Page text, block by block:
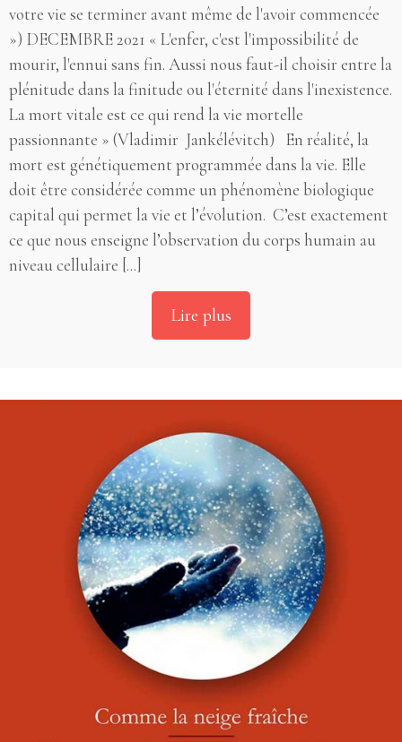
votre vie se terminer avant même de l'avoir commencée
») DECEMBRE 2021 « L'enfer, c'est l'impossibilité de
mourir, l'ennui sans fin. Aussi nous faut-il choisir entre la
plénitude dans la finitude ou l'éternité dans l'inexistence.
La mort vitale est ce qui rend la vie mortelle
passionnante » (Vladimir Jankélévitch) En réalité, la
mort est génétiquement programmée dans la vie. Elle
doit être considérée comme un phénomène biologique
capital qui permet la vie et l’évolution. C’est exactement
ce que nous enseigne l’observation du corps humain au
niveau cellulaire [...]
Lire plus